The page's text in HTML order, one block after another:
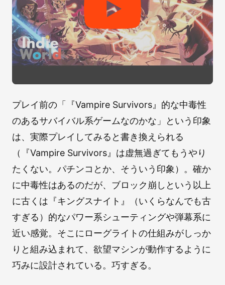
プレイ前の「『Vampire Survivors』的な中毒性
のあるサバイバル系ゲームなのかな」という印象
は、実際プレイしてみると書き換えられる
（『Vampire Survivors』は虚無過ぎてもうやり
たくない。パチンコとか、そういう印象）。確か
に中毒性はあるのだが、ブロック崩しという以上
に古くは『キングスナイト』（いくらなんでも古
すぎる）的なパワー系シューティングや弾幕系に
近い感覚。そこにローグライトの仕組みがしっか
りと組み込まれて、欲望マシンが動作するように
巧みに設計されている。巧すぎる。